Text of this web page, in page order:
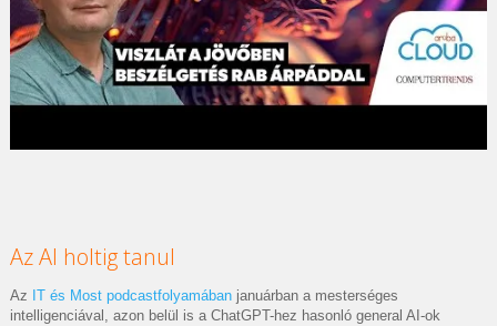
Az AI holtig tanul
Az IT és Most podcastfolyamábanjanuárban a mesterséges
intelligenciával, azon belül is a ChatGPT-hez hasonló general AI-ok